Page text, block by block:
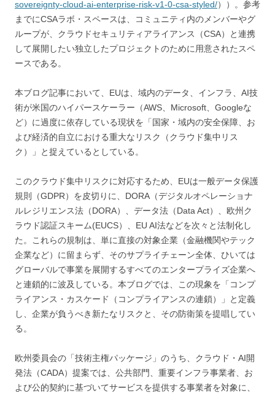
sovereignty-cloud-ai-enterprise-risk-v1-0-csa-styled/））。参考
までにCSAラボ・スペースは、コミュニティ内のメンバーやグ
ループが、クラウドセキュリティアライアンス（CSA）と連携
して展開したい独立したプロジェクトのために用意されたスペ
ースである。
本ブログ記事において、EUは、域内のデータ、インフラ、AI技
術が米国のハイパースケーラー（AWS、Microsoft、Googleな
ど）に過度に依存している現状を「国家・域内の安全保障、お
よび経済的自立における重大なリスク（クラウド集中リス
ク）」と捉えているとしている。
このクラウド集中リスクに対応するため、EUは一般データ保護
規則（GDPR）を皮切りに、DORA（デジタルオペレーショナ
ルレジリエンス法（DORA）、データ法（Data Act）、欧州ク
ラウド認証スキーム(EUCS）、EU AI法などを次々と法制化し
た。これらの規制は、単に直接の対象企業（金融機関やテック
企業など）に留まらず、そのサプライチェーン全体、ひいては
グローバルで事業を展開するすべてのエンタープライズ企業へ
と連鎖的に波及している。本ブログでは、この現象を「コンプ
ライアンス・カスケード（コンプライアンスの連鎖）」と定義
し、企業が負うべき新たなリスクと、その防衛策を提唱してい
る。
欧州委員会の「技術主権パッケージ」のうち、クラウド・AI開
発法（CADA）提案では、公共部門、重要インフラ事業者、お
よび公的契約に基づいてサービスを提供する事業者を対象に、